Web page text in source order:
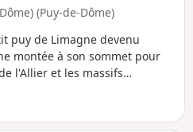
(Puy-de-Dôme)
puy de Limagne devenu
montée à son sommet pour
l'Allier et les massifs